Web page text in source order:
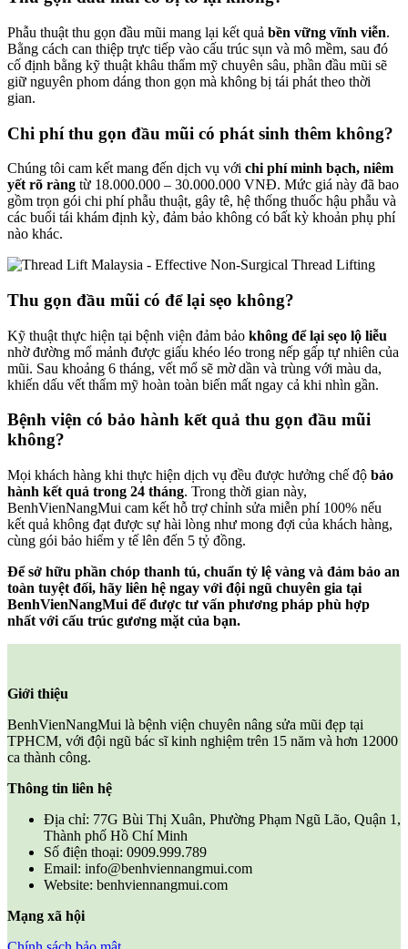
Phẫu thuật thu gọn đầu mũi mang lại kết quả bền vững vĩnh viễn.
Bằng cách can thiệp trực tiếp vào cấu trúc sụn và mô mềm, sau đó
cố định bằng kỹ thuật khâu thẩm mỹ chuyên sâu, phần đầu mũi sẽ
giữ nguyên phom dáng thon gọn mà không bị tái phát theo thời
gian.
Chi phí thu gọn đầu mũi có phát sinh thêm không?
Chúng tôi cam kết mang đến dịch vụ với chi phí minh bạch, niêm
yết rõ ràng từ 18.000.000 – 30.000.000 VNĐ. Mức giá này đã bao
gồm trọn gói chi phí phẫu thuật, gây tê, hệ thống thuốc hậu phẫu và
các buổi tái khám định kỳ, đảm bảo không có bất kỳ khoản phụ phí
nào khác.
Thu gọn đầu mũi có để lại sẹo không?
Kỹ thuật thực hiện tại bệnh viện đảm bảo không để lại sẹo lộ liễu
nhờ đường mổ mảnh được giấu khéo léo trong nếp gấp tự nhiên của
mũi. Sau khoảng 6 tháng, vết mổ sẽ mờ dần và trùng với màu da,
khiến dấu vết thẩm mỹ hoàn toàn biến mất ngay cả khi nhìn gần.
Bệnh viện có bảo hành kết quả thu gọn đầu mũi
không?
Mọi khách hàng khi thực hiện dịch vụ đều được hưởng chế độ bảo
hành kết quả trong 24 tháng. Trong thời gian này,
BenhVienNangMui cam kết hỗ trợ chỉnh sửa miễn phí 100% nếu
kết quả không đạt được sự hài lòng như mong đợi của khách hàng,
cùng gói bảo hiểm y tế lên đến 5 tỷ đồng.
Để sở hữu phần chóp thanh tú, chuẩn tỷ lệ vàng và đảm bảo an
toàn tuyệt đối, hãy liên hệ ngay với đội ngũ chuyên gia tại
BenhVienNangMui để được tư vấn phương pháp phù hợp
nhất với cấu trúc gương mặt của bạn.
Giới thiệu
BenhVienNangMui là bệnh viện chuyên nâng sửa mũi đẹp tại
TPHCM, với đội ngũ bác sĩ kinh nghiệm trên 15 năm và hơn 12000
ca thành công.
Thông tin liên hệ
Địa chỉ: 77G Bùi Thị Xuân, Phường Phạm Ngũ Lão, Quận 1,
Thành phố Hồ Chí Minh
Số điện thoại: 0909.999.789
Email: info@benhviennangmui.com
Website: benhviennangmui.com
Mạng xã hội